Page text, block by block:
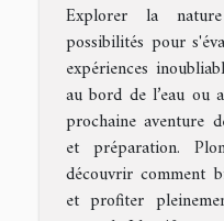
Explorer la
possibilités pour
expériences
au bord de l’eau
prochaine aventure
et préparation.
découvrir comment
et profiter